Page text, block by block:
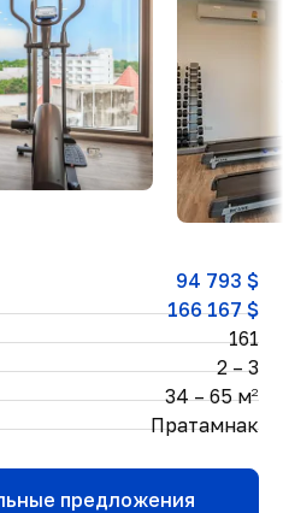
94 793 $
166 167 $
161
2 – 3
34 – 65 м2
Пратамнак
предложения